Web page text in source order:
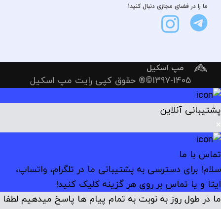
ما را در فضای مجازی دنبال کنید1
مپ اسکیل
1397-1405©® حقوق کپی رایت مپ اسکیل
پشتیبانی آنلاین
×
تماس با ما
سلام! برای دسترسی به پشتیبانی ما در تلگرام، واتساپ،
ایتا و یا تماس بر روی هر گزینه کلیک کنید!
ما در طول روز به نوبت به تمام پیام ها پاسخ میدهیم لطفا